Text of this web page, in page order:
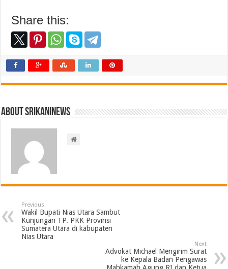
Share this:
About srikaninews
Previous
Wakil Bupati Nias Utara Sambut
Kunjungan TP. PKK Provinsi
Sumatera Utara di kabupaten
Nias Utara
Next
Advokat Michael Mengirim Surat
ke Kepala Badan Pengawas
Mahkamah Agung RI dan Ketua